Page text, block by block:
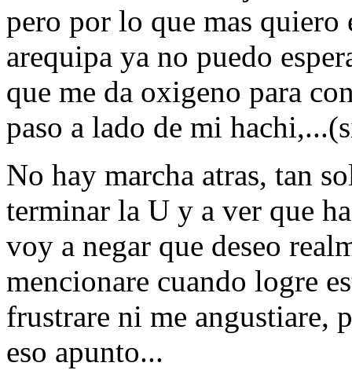
pero por lo que mas quiero
arequipa ya no puedo
que me da oxigeno para
paso a lado de mi
No hay marcha atras, tan
terminar la U y a ver que
voy a negar que deseo
mencionare cuando logre
frustrare ni me angustiare,
eso apunto...